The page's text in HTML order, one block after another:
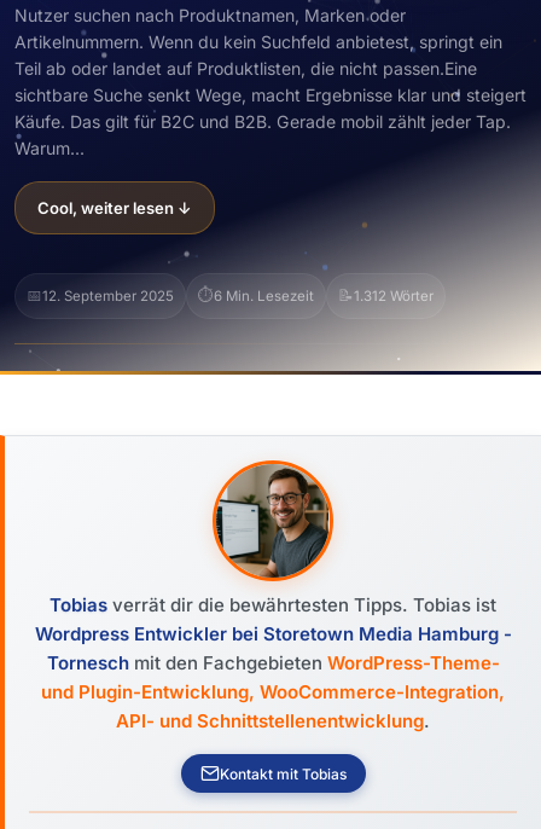
Nutzer suchen nach Produktnamen, Marken oder
Artikelnummern. Wenn du kein Suchfeld anbietest, springt ein
Teil ab oder landet auf Produktlisten, die nicht passen.Eine
sichtbare Suche senkt Wege, macht Ergebnisse klar und steigert
Käufe. Das gilt für B2C und B2B. Gerade mobil zählt jeder Tap.
Warum...
Cool, weiter lesen ↓
📅12. September 2025 ⏱️6 Min. Lesezeit 📝1.312 Wörter
Tobias verrät dir die bewährtesten Tipps. Tobias ist
Wordpress Entwickler bei Storetown Media Hamburg -
Tornesch mit den Fachgebieten WordPress-Theme-
und Plugin-Entwicklung, WooCommerce-Integration,
API- und Schnittstellenentwicklung.
Kontakt mit Tobias